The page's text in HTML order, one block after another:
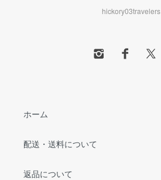
hickory03travelers
ホーム
配送・送料について
返品について